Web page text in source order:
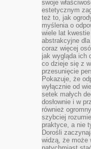
swoje
estetycznym
też to, jak
myślenia o
wiele lat kwestie
abstrakcyjne
coraz więcej
jak wygląda ich
co dzieje się z
przesunięcie
Pokazuje, że
wyłącznie od
setek małych
dosłownie i w
również
szybciej
praktyce, a nie
Dorośli
widzą, że może